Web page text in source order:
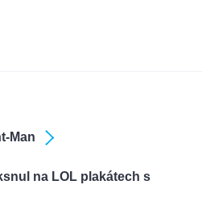
Man
na LOL plakátech s